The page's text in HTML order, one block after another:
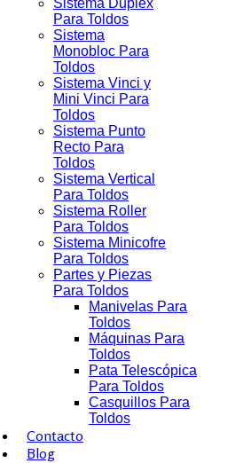
Sistema Duplex
Para Toldos
Sistema
Monobloc Para
Toldos
Sistema Vinci y
Mini Vinci Para
Toldos
Sistema Punto
Recto Para
Toldos
Sistema Vertical
Para Toldos
Sistema Roller
Para Toldos
Sistema Minicofre
Para Toldos
Partes y Piezas
Para Toldos
Manivelas Para
Toldos
Máquinas Para
Toldos
Pata Telescópica
Para Toldos
Casquillos Para
Toldos
Contacto
Blog